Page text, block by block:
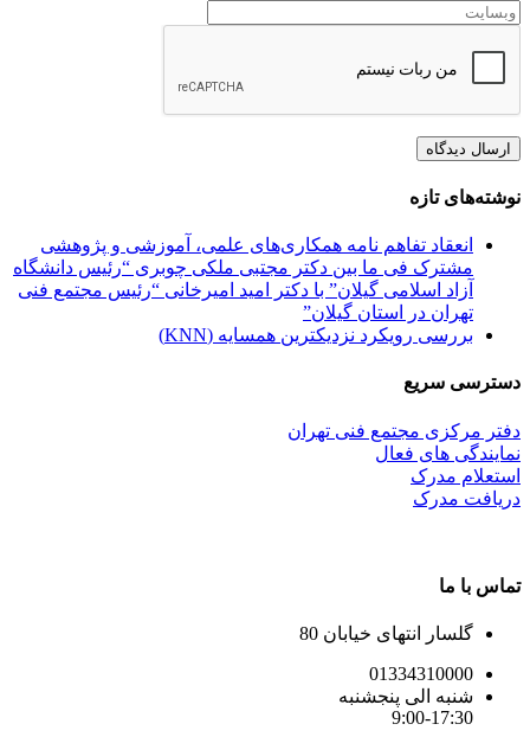
نوشته‌های تازه
انعقاد تفاهم نامه همکاری‌های علمی، آموزشی و پژوهشی
مشترک فی ما بین دکتر مجتبی ملکی چوبری “رئیس دانشگاه
آزاد اسلامی گیلان” با دکتر امید امیرخانی “رئیس مجتمع فنی
تهران در استان گیلان”
بررسی رویکرد نزدیکترین همسایه (KNN)
دسترسی سریع
دفتر مرکزی مجتمع فنی تهران
نمایندگی های فعال
استعلام مدرک
دریافت مدرک
تماس با ما
گلسار انتهای خیابان 80
01334310000
شنبه الی پنجشنبه
9:00-17:30